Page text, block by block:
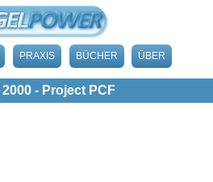
PRAXIS BÜCHER ÜBER
- Project PCF